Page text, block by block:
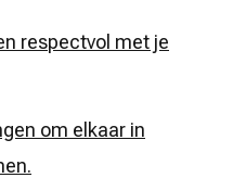
respectvol met je
om elkaar in